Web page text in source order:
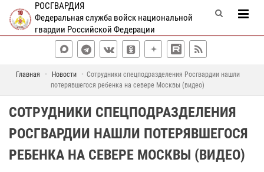
РОСГВАРДИЯ
Федеральная служба войск национальной
гвардии Российской Федерации
Главная Новости
Сотрудники спецподразделения Росгвардии нашли
потерявшегося ребенка на севере Москвы (видео)
СОТРУДНИКИ СПЕЦПОДРАЗДЕЛЕНИЯ
РОСГВАРДИИ НАШЛИ ПОТЕРЯВШЕГОСЯ
РЕБЕНКА НА СЕВЕРЕ МОСКВЫ (ВИДЕО)